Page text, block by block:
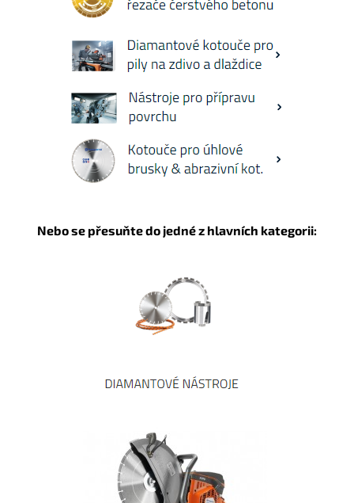
Nebo se přesuňte do jedné z hlavních kategorii: